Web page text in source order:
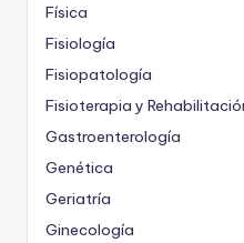
Física
Fisiología
Fisiopatología
Fisioterapia y
Gastroenterología
Genética
Geriatría
Ginecología